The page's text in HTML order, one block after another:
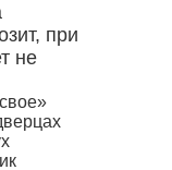
при
не